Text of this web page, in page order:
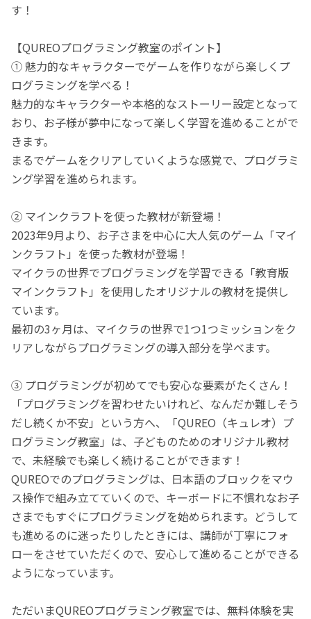
す！
【QUREOプログラミング教室のポイント】
① 魅力的なキャラクターでゲームを作りながら楽しくプ
ログラミングを学べる！
魅力的なキャラクターや本格的なストーリー設定となって
おり、お子様が夢中になって楽しく学習を進めることがで
きます。
まるでゲームをクリアしていくような感覚で、プログラミ
ング学習を進められます。
② マインクラフトを使った教材が新登場！
2023年9月より、お子さまを中心に大人気のゲーム「マイ
ンクラフト」を使った教材が登場！
マイクラの世界でプログラミングを学習できる「教育版
マインクラフト」を使用したオリジナルの教材を提供し
ています。
最初の3ヶ月は、マイクラの世界で1つ1つミッションをク
リアしながらプログラミングの導入部分を学べます。
③ プログラミングが初めてでも安心な要素がたくさん！
「プログラミングを習わせたいけれど、なんだか難しそう
だし続くか不安」という方へ、「QUREO（キュレオ）プ
ログラミング教室」は、子どものためのオリジナル教材
で、未経験でも楽しく続けることができます！
QUREOでのプログラミングは、日本語のブロックをマウ
ス操作で組み立てていくので、キーボードに不慣れなお子
さまでもすぐにプログラミングを始められます。どうして
も進めるのに迷ったりしたときには、講師が丁寧にフォ
ローをさせていただくので、安心して進めることができる
ようになっています。
ただいまQUREOプログラミング教室では、無料体験を実